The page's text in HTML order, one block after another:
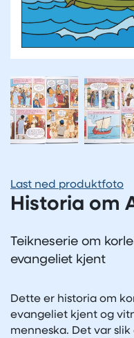
Last ned produktfoto
Historia om
Teikneserie om
evangeliet kjent
Dette er historia om
evangeliet kjent og
menneska. Det var